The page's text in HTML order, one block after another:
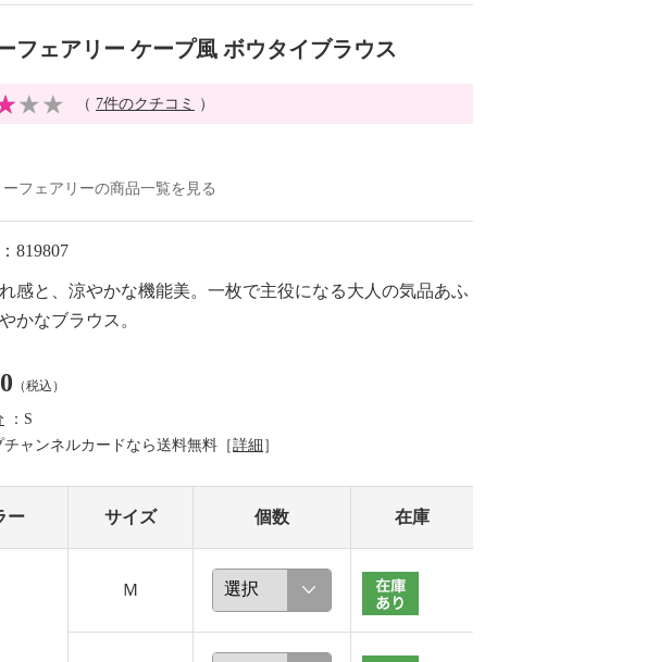
フェアリー ケープ風 ボウタイブラウス
（ 7件のクチコミ ）
ーフェアリーの商品一覧を見る
819807
感と、涼やかな機能美。一枚で主役になる大人の気品あふ
かなブラウス。
（税込）
：S
チャンネルカードなら送料無料［詳細 ］
ー サイズ 個数 在庫
Ｍ